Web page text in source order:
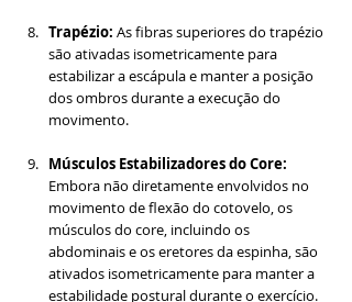
Trapézio: As fibras superiores do trapézio
são ativadas isometricamente para
estabilizar a escápula e manter a posição
dos ombros durante a execução do
movimento.
Músculos Estabilizadores do Core:
Embora não diretamente envolvidos no
movimento de flexão do cotovelo, os
músculos do core, incluindo os
abdominais e os eretores da espinha, são
ativados isometricamente para manter a
estabilidade postural durante o exercício.